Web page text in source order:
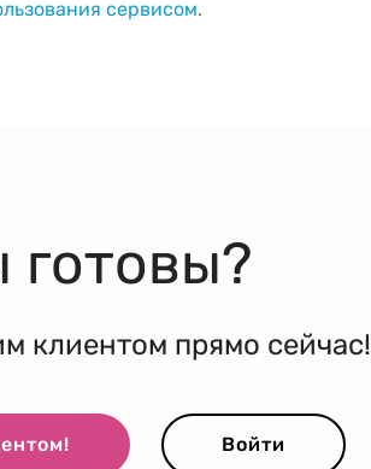
сервисом.
готовы?
клиентом прямо сейчас!
Войти